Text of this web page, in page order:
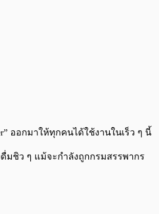
0:00 0:00
ออกมาให้ทุกคนได้ใช้งานในเร็ว ๆ นี้
ดื่มชิว ๆ แม้จะกำลังถูกกรมสรรพากร